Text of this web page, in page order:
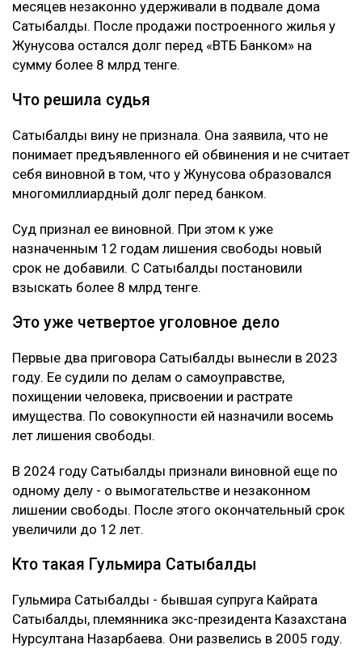
месяцев незаконно удерживали в подвале дома
Сатыбалды. После продажи построенного жилья у
Жунусова остался долг перед «ВТБ Банком» на
сумму более 8 млрд тенге.
Что решила судья
Сатыбалды вину не признала. Она заявила, что не
понимает предъявленного ей обвинения и не считает
себя виновной в том, что у Жунусова образовался
многомиллиардный долг перед банком.
Суд признал ее виновной. При этом к уже
назначенным 12 годам лишения свободы новый
срок не добавили. С Сатыбалды постановили
взыскать более 8 млрд тенге.
Это уже четвертое уголовное дело
Первые два приговора Сатыбалды вынесли в 2023
году. Ее судили по делам о самоуправстве,
похищении человека, присвоении и растрате
имущества. По совокупности ей назначили восемь
лет лишения свободы.
В 2024 году Сатыбалды признали виновной еще по
одному делу - о вымогательстве и незаконном
лишении свободы. После этого окончательный срок
увеличили до 12 лет.
Кто такая Гульмира Сатыбалды
Гульмира Сатыбалды - бывшая супруга Кайрата
Сатыбалды, племянника экс-президента Казахстана
Нурсултана Назарбаева. Они развелись в 2005 году.